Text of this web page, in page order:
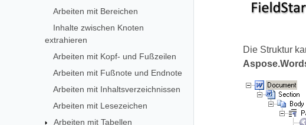
Arbeiten mit Bereichen
Inhalte zwischen Knoten
extrahieren
Arbeiten mit Kopf- und Fußzeilen
Arbeiten mit Fußnote und Endnote
Arbeiten mit Inhaltsverzeichnissen
Arbeiten mit Lesezeichen
Arbeiten mit Tabellen
Die Struktur